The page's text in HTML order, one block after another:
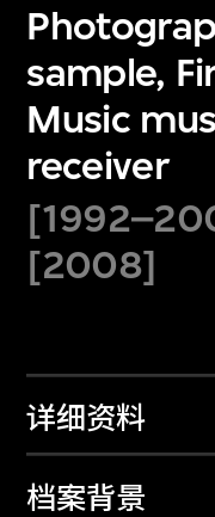
sample,
Music
receiver
[2008]
详细资料
档案背景